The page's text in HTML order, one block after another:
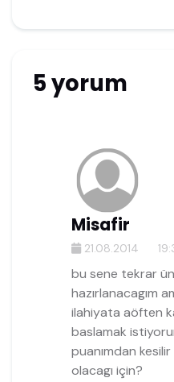
5 yorum
Misafir
21.08.2014
bu sene tekrar
hazırlanacagım
ilahiyata aöften
baslamak
puanımdan
olacagı için?